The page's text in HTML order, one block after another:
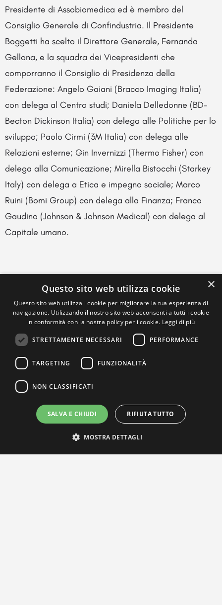
Presidente di Assobiomedica ed è membro del
Consiglio Generale di Confindustria. Il Presidente
Boggetti ha scelto il Direttore Generale, Fernanda
Gellona, e la squadra dei Vicepresidenti che
comporranno il Consiglio di Presidenza della
Federazione: Angelo Gaiani (Bracco Imaging Italia)
con delega al Centro studi; Daniela Delledonne (BD-
Becton Dickinson Italia) con delega alle Politiche per lo
sviluppo; Paolo Cirmi (3M Italia) con delega alle
Relazioni esterne; Gin Invernizzi (Thermo Fisher) con
delega alla Comunicazione; Mirella Bistocchi (Starkey
Italy) con delega a Etica e impegno sociale; Marco
Ruini (Bomi Group) con delega alla Finanza; Franco
Gaudino (Johnson & Johnson Medical) con delega al
Capitale umano.
×
Questo sito web utilizza cookie
Questo sito web utilizza i cookie per migliorare la tua esperienza di
navigazione. Utilizzando il nostro sito web acconsenti a tutti i cookie
in conformità con la nostra policy per i cookie. Leggi di più
STRETTAMENTE NECESSARI PERFORMANCE
TARGETING FUNZIONALITÀ
NON CLASSIFICATI
SALVA E CHIUDI RIFIUTA TUTTO
MOSTRA DETTAGLI